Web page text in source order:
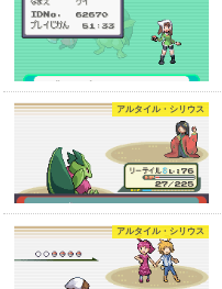
アルタイル・シリウス
アルタイル・シリウス